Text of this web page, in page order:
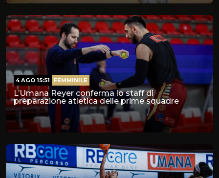
L’Umana Reyer conferma lo staff di
preparazione atletica delle prime squadre
4 AGO 15:51 FEMMINILE